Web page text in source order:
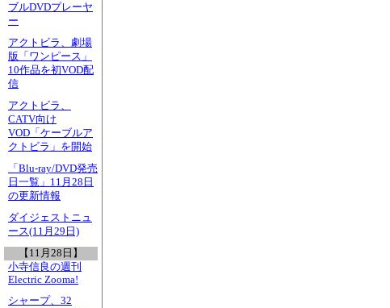
ブルDVDプレーヤ
ー
アクトビラ、劇場
版「ワンピース」
10作品を初VOD配
信
アクトビラ、
CATV向け
VOD「ケーブルア
クトビラ」を開始
「Blu-ray/DVD発売
日一覧」11月28日
の更新情報
ダイジェストニュ
ース(11月29日)
【11月28日】
小寺信良の週刊
Electric Zooma!
シャープ、32